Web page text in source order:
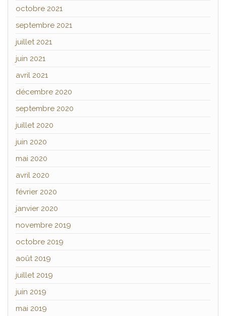
octobre 2021
septembre 2021
juillet 2021
juin 2021
avril 2021
décembre 2020
septembre 2020
juillet 2020
juin 2020
mai 2020
avril 2020
février 2020
janvier 2020
novembre 2019
octobre 2019
août 2019
juillet 2019
juin 2019
mai 2019